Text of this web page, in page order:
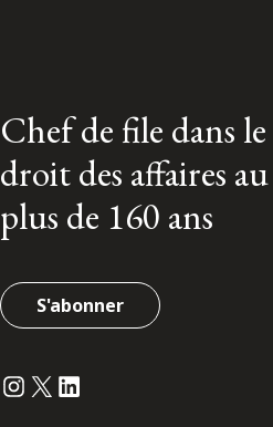
Chef de file dans
droit des affaires
plus de 160 ans
S'abonner
Instagram
Twitter
LinkedIn